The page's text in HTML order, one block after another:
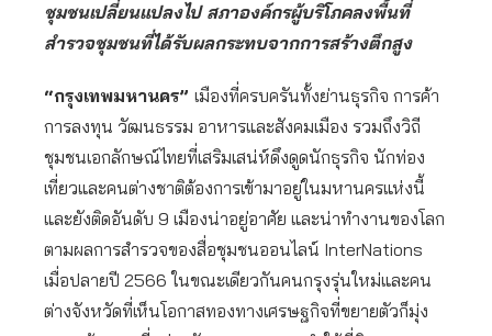
ชุมชนเปลี่ยนแปลงไป สภาองค์กรผู้บริโภคลงพื้นที่
สำรวจชุมชนที่ได้รับผลกระทบจากการสร้างตึกสูง
“กรุงเทพมหานคร” เมืองที่ครบครันทั้งย่านธุรกิจ การค้า
การลงทุน วัฒนธรรม อาหารและสังคมเมือง รวมถึงวิถี
ชุมชนเอกลักษณ์ไทยที่เสริมเสน่ห์ดึงดูดนักธุรกิจ นักท่อง
เที่ยวและคนต่างชาติต้องการเข้ามาอยู่ในมหานครแห่งนี้
และยังติดอันดับ 9 เมืองน่าอยู่อาศัย และน่าทำงานของโลก
ตามผลการสำรวจของสื่อชุมชนออนไลน์ InterNations
เมื่อปลายปี 2566 ในขณะเดียวกันคนกรุงรุ่นใหม่และคน
ต่างจังหวัดที่เห็นโอกาสทองทางเศรษฐกิจที่ขยายตัวก็มุ่ง